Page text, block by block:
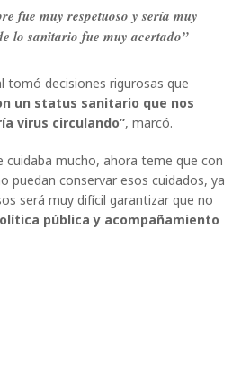
fue muy respetuoso y sería muy
lo sanitario fue muy acertado”
tomó decisiones rigurosas que
un status sanitario que nos
virus circulando”, marcó.
cuidaba mucho, ahora teme que con
puedan conservar esos cuidados, ya
será muy difícil garantizar que no
pública y acompañamiento